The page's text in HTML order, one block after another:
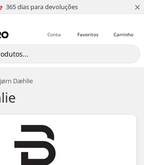
365 dias para devoluções
4.8 de 5 ×
Carrinho
Favoritos
Conta
Dæhlie